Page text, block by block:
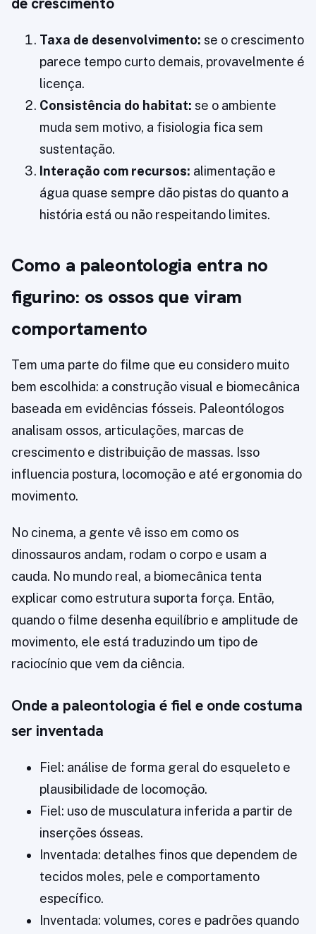
Taxa de desenvolvimento: se o crescimento
parece tempo curto demais, provavelmente é
licença.
Consistência do habitat: se o ambiente
muda sem motivo, a fisiologia fica sem
sustentação.
Interação com recursos: alimentação e
água quase sempre dão pistas do quanto a
história está ou não respeitando limites.
Como a paleontologia entra no
figurino: os ossos que viram
comportamento
Tem uma parte do filme que eu considero muito
bem escolhida: a construção visual e biomecânica
baseada em evidências fósseis. Paleontólogos
analisam ossos, articulações, marcas de
crescimento e distribuição de massas. Isso
influencia postura, locomoção e até ergonomia do
movimento.
No cinema, a gente vê isso em como os
dinossauros andam, rodam o corpo e usam a
cauda. No mundo real, a biomecânica tenta
explicar como estrutura suporta força. Então,
quando o filme desenha equilíbrio e amplitude de
movimento, ele está traduzindo um tipo de
raciocínio que vem da ciência.
Onde a paleontologia é fiel e onde costuma
ser inventada
Fiel: análise de forma geral do esqueleto e
plausibilidade de locomoção.
Fiel: uso de musculatura inferida a partir de
inserções ósseas.
Inventada: detalhes finos que dependem de
tecidos moles, pele e comportamento
específico.
Inventada: volumes, cores e padrões quando